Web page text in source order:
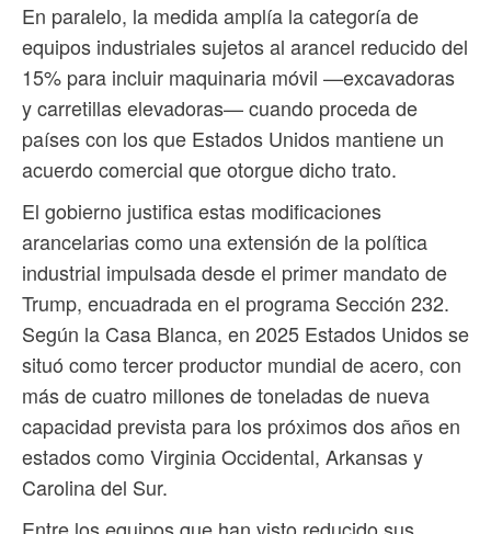
En paralelo, la medida amplía la categoría de
equipos industriales sujetos al arancel reducido del
15% para incluir maquinaria móvil —excavadoras
y carretillas elevadoras— cuando proceda de
países con los que Estados Unidos mantiene un
acuerdo comercial que otorgue dicho trato.
El gobierno justifica estas modificaciones
arancelarias como una extensión de la política
industrial impulsada desde el primer mandato de
Trump, encuadrada en el programa Sección 232.
Según la Casa Blanca, en 2025 Estados Unidos se
situó como tercer productor mundial de acero, con
más de cuatro millones de toneladas de nueva
capacidad prevista para los próximos dos años en
estados como Virginia Occidental, Arkansas y
Carolina del Sur.